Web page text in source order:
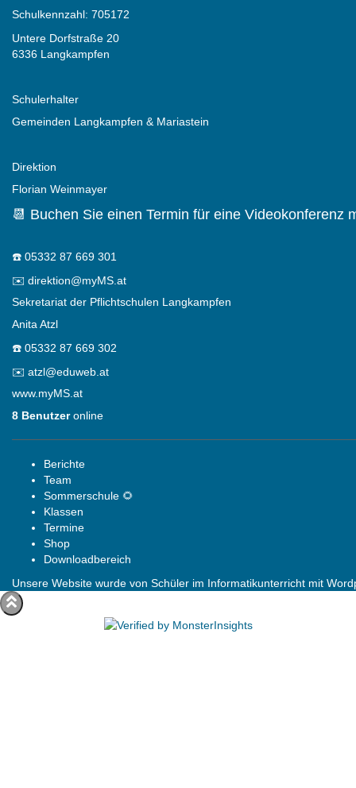
Schulkennzahl: 705172
Untere Dorfstraße 20
6336 Langkampfen
Schulerhalter
Gemeinden Langkampfen & Mariastein
Direktion
Florian Weinmayer
📆 Buchen Sie einen Termin für eine Videokonferenz
☎️ 05332 87 669 301
✉️ direktion@myMS.at
Sekretariat der Pflichtschulen Langkampfen
Anita Atzl
☎️ 05332 87 669 302
✉️ atzl@eduweb.at
www.myMS.at
8 Benutzeronline
Berichte
Team
Sommerschule 🌻
Klassen
Termine
Shop
Downloadbereich
Unsere Website wurde von Schüler im Informatikunterricht mit